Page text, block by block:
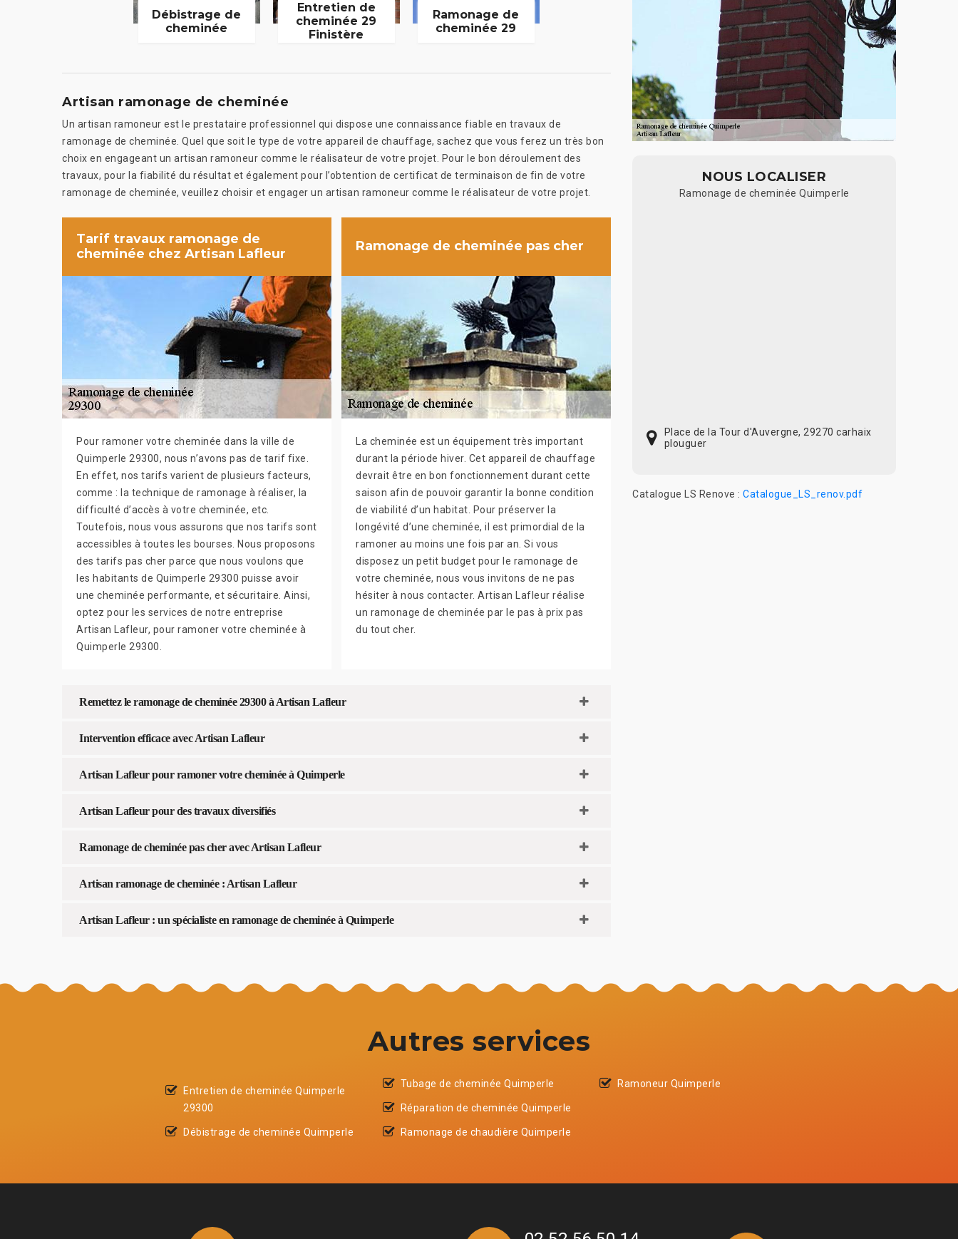
Débistrage de
cheminée
Entretien de
cheminée 29
Finistère
Ramonage de
cheminée 29
Artisan ramonage de cheminée
Un artisan ramoneur est le prestataire professionnel qui dispose une connaissance fiable en travaux de
ramonage de cheminée. Quel que soit le type de votre appareil de chauffage, sachez que vous ferez un très bon
choix en engageant un artisan ramoneur comme le réalisateur de votre projet. Pour le bon déroulement des
travaux, pour la fiabilité du résultat et également pour l’obtention de certificat de terminaison de fin de votre
ramonage de cheminée, veuillez choisir et engager un artisan ramoneur comme le réalisateur de votre projet.
Tarif travaux ramonage de
cheminée chez Artisan Lafleur
Pour ramoner votre cheminée dans la ville de
Quimperle 29300, nous n’avons pas de tarif fixe.
En effet, nos tarifs varient de plusieurs facteurs,
comme : la technique de ramonage à réaliser, la
difficulté d’accès à votre cheminée, etc.
Toutefois, nous vous assurons que nos tarifs sont
accessibles à toutes les bourses. Nous proposons
des tarifs pas cher parce que nous voulons que
les habitants de Quimperle 29300 puisse avoir
une cheminée performante, et sécuritaire. Ainsi,
optez pour les services de notre entreprise
Artisan Lafleur, pour ramoner votre cheminée à
Quimperle 29300.
Ramonage de cheminée pas cher
La cheminée est un équipement très important
durant la période hiver. Cet appareil de chauffage
devrait être en bon fonctionnement durant cette
saison afin de pouvoir garantir la bonne condition
de viabilité d’un habitat. Pour préserver la
longévité d’une cheminée, il est primordial de la
ramoner au moins une fois par an. Si vous
disposez un petit budget pour le ramonage de
votre cheminée, nous vous invitons de ne pas
hésiter à nous contacter. Artisan Lafleur réalise
un ramonage de cheminée par le pas à prix pas
du tout cher.
Remettez le ramonage de cheminée 29300 à Artisan Lafleur
Intervention efficace avec Artisan Lafleur
Artisan Lafleur pour ramoner votre cheminée à Quimperle
Artisan Lafleur pour des travaux diversifiés
Ramonage de cheminée pas cher avec Artisan Lafleur
Artisan ramonage de cheminée : Artisan Lafleur
Artisan Lafleur : un spécialiste en ramonage de cheminée à Quimperle
NOUS LOCALISER
Ramonage de cheminée Quimperle
Place de la Tour d'Auvergne, 29270 carhaix
plouguer
Catalogue LS Renove : Catalogue_LS_renov.pdf
Autres services
Entretien de cheminée Quimperle
29300
Débistrage de cheminée Quimperle
Tubage de cheminée Quimperle
Réparation de cheminée Quimperle
Ramonage de chaudière Quimperle
Ramoneur Quimperle